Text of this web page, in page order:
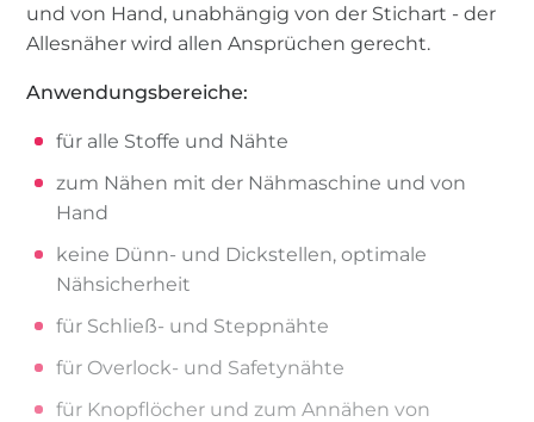
und von Hand, unabhängig von der Stichart - der
Allesnäher wird allen Ansprüchen gerecht.
Anwendungsbereiche:
für alle Stoffe und Nähte
zum Nähen mit der Nähmaschine und von
Hand
keine Dünn- und Dickstellen, optimale
Nähsicherheit
für Schließ- und Steppnähte
für Overlock- und Safetynähte
für Knopflöcher und zum Annähen von